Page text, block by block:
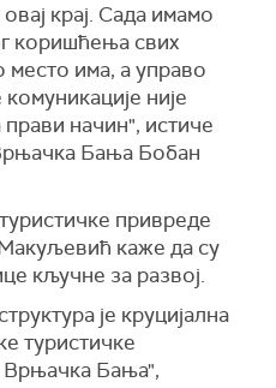
крај. Сада имамо
коришћења свих
место има, а управо
није
прави начин", истиче
Бања Бобан
привреде
каже да су
кључне за развој.
је круцијална
туристичке
Врњачка Бања",